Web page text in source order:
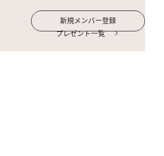
新規メンバー登録
プレゼント一覧